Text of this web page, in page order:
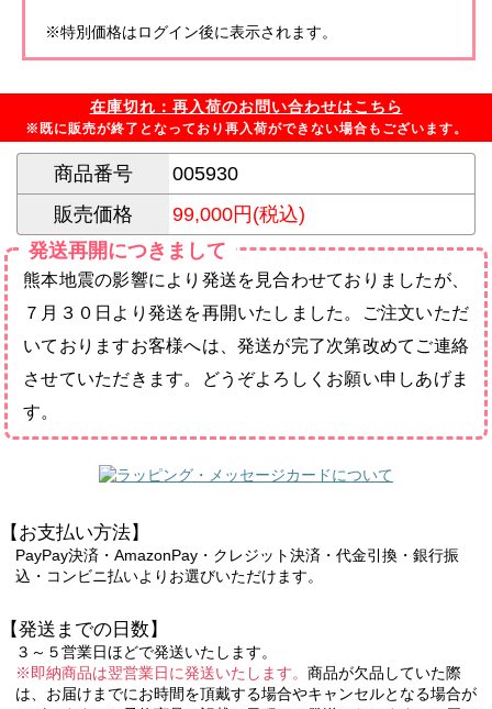
※特別価格はログイン後に表示されます。
在庫切れ：再入荷のお問い合わせはこちら
※既に販売が終了となっており再入荷ができない場合もございます。
商品番号
005930
販売価格
99,000円(税込)
発送再開につきまして
熊本地震の影響により発送を見合わせておりましたが、
７月３０日より発送を再開いたしました。ご注文いただ
いておりますお客様へは、発送が完了次第改めてご連絡
させていただきます。どうぞよろしくお願い申しあげま
す。
【お支払い方法】
PayPay決済・AmazonPay・クレジット決済・代金引換・銀行振
込・コンビニ払いよりお選びいただけます。
【発送までの日数】
３～５営業日ほどで発送いたします。
※即納商品は翌営業日に発送いたします。 商品が欠品していた際
は、お届けまでにお時間を頂戴する場合やキャンセルとなる場合が